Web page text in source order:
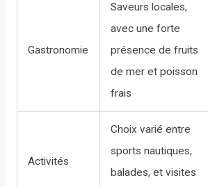
Gastronomie
Saveurs locales,
avec une forte
présence de fruits
de mer et poisson
frais
Activités
Choix varié entre
sports nautiques,
balades, et visites